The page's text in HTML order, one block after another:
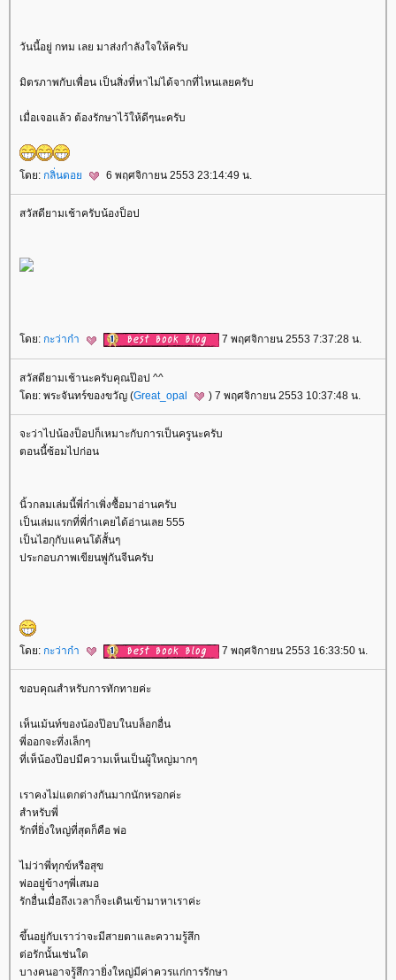
วันนี้อยู่ กทม เลย มาส่งกำลังใจให้ครับ
มิตรภาพกับเพื่อน เป็นสิ่งที่หาไม่ได้จากที่ไหนเลยครับ
เมื่อเจอแล้ว ต้องรักษาไว้ให้ดีๆนะครับ
ดย: กลิ่นดอ 6 พฤศจิกายน 2553 23:14:49 น.
สวัสดียามเช้าครับน้องป็อป
ดย: กะว่าก๋า 7 พฤศจิกายน 2553 7:37:28 น.
สวัสดียามเช้านะครับคุณป๊อป ^^
ดย: พระจันทร์ของขวัญ (Great_opal ) 7 พฤศจิกายน 2553 10:37:48 น.
จะว่าไปน้องป็อปก็เหมาะกับการเป็นครูนะครับ
ตอนนี้ซ้อมไปก่อน
นิ้วกลมเล่มนี้พี่ก๋าเพิ่งซื้อมาอ่านครับ
เป็นเล่มแรกที่พี่ก๋าเคยได้อ่านเลย 555
เป็นไฮกุกับแคนโต้สั้นๆ
ประกอบภาพเขียนพู่กันจีนครับ
ดย: กะว่าก๋า 7 พฤศจิกายน 2553 16:33:50 น.
ขอบคุณสำหรับการทักทายค่ะ
เห็นเม้นท์ของน้องป๊อบในบล็อกอื่น
พี่ออกจะทึ่งเล็กๆ
ที่เห็น้องป๊อปมีความเห็นเป็นผู้ใหญ่มากๆ
เราคงไม่แตกต่างกันมากนักหรอกค่ะ
สำหรับพี่
รักที่ยิ่งใหญ่ที่สุดก็คือ พ่อ
ไม่ว่าพี่ทุกข์หรือสุข
พ่ออยู่ข้างๆพี่เสมอ
รักอื่นเมื่อถึงเวลาก็จะเดินเข้ามาหาเราค่ะ
ขึ้นอยู่กับเราว่าจะมีสายตาและความรู้สึก
ต่อรักนั้นเช่นใด
บางคนอาจรู้สึกวายิ่งใหญ่มีค่าควรแก่การรักษา